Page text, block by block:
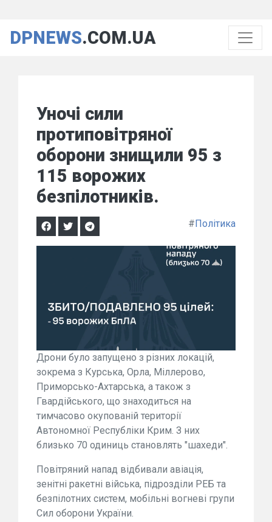
DPNEWS.COM.UA
Уночі сили
протиповітряної
оборони знищили 95 з
115 ворожих
безпілотників.
#Політика
Дрони було запущено з різних локацій,
зокрема з Курська, Орла, Міллерово,
Приморсько-Ахтарська, а також з
Гвардійського, що знаходиться на
тимчасово окупованій території
Автономної Республіки Крим. З них
близько 70 одиниць становлять "шахеди".
Повітряний напад відбивали авіація,
зенітні ракетні війська, підрозділи РЕБ та
безпілотних систем, мобільні вогневі групи
Сил оборони України.